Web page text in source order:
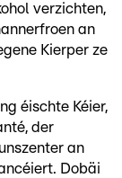
verzichten,
an
Kierper ze
éischte Kéier,
der
an
Dobäi